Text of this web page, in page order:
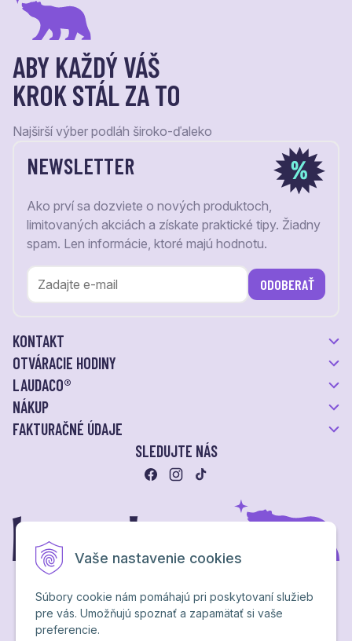
Vaše nastavenie cookies
Súbory cookie nám pomáhajú pri poskytovaní služieb
pre vás. Umožňujú spoznať a zapamätať si vaše
preferencie.
ABY KAŽDÝ VÁŠ
KROK STÁL ZA TO
Najširší výber podláh široko-ďaleko
NEWSLETTER
Ako prví sa dozviete o nových produktoch,
limitovaných akciách a získate praktické tipy. Žiadny
spam. Len informácie, ktoré majú hodnotu.
ODOBERAŤ
KONTAKT
OTVÁRACIE HODINY
LAUDACO®
NÁKUP
FAKTURAČNÉ ÚDAJE
SLEDUJTE NÁS
Ochrana osobných údajov
NextShop&